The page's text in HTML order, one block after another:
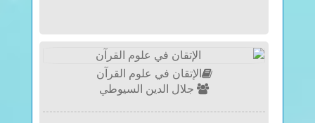
الإتقان في علوم القرآن
جلال الدين السيوطي